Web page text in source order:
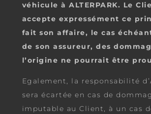
véhicule à ALTERPARK. Le
accepte expressément ce
fait son affaire, le cas
de son assureur, des
l’origine ne pourrait être
Egalement, la responsabilité
sera écartée en cas de
imputable au Client, à un cas